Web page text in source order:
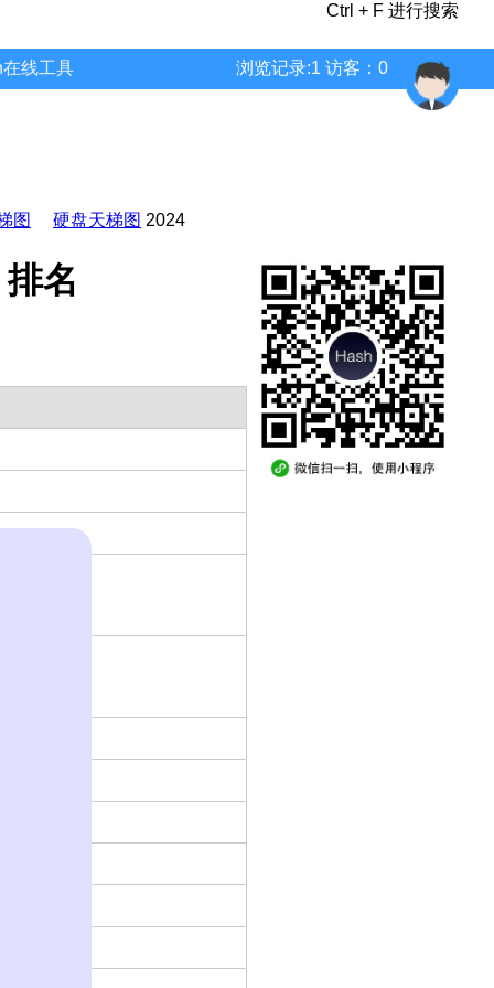
Ctrl + F 进行搜索
线工具 浏览记录:1 访客：0
图 硬盘天梯图 2024
名